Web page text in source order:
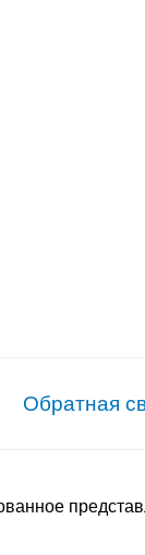
Обратная